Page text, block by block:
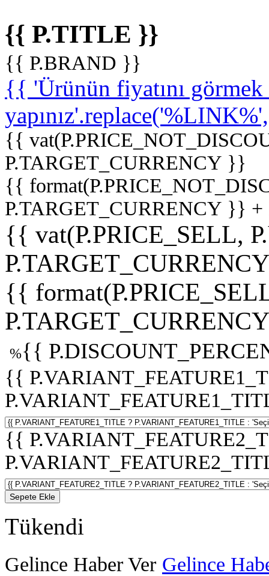
{{ P.TITLE }}
{{ P.BRAND }}
{{ 'Ürünün fiyatını
{{
P.TARGET_CURRENCY }}
{{
P.TARGET_CURRENCY }}
{{ vat(P.PRICE_SELL,
{{
%{{
{{
{{
Sepete Ekle
Tükendi
Gelince Haber Ver Gelince